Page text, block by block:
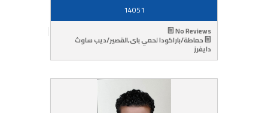
14051
No Reviews
حماطة/باراكودا لحمي باى,القصير/ديب ساوث
دايفرز